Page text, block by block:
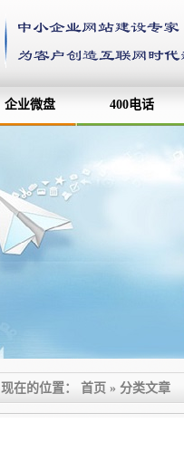
企业微盘 400电话
现在的位置： 首页 » 分类文章